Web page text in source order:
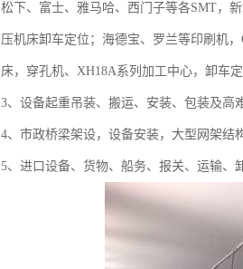
松下、富士、雅马哈、西门子等各SMT，
压机床卸车定位；海德宝、罗兰等印刷机
床，穿孔机、XH18A系列加工中心，卸车定
3、设备起重吊装、搬运、安装、包装及高
4、市政桥梁架设，设备安装，大型网架结
5、进口设备、货物、船务、报关、运输、